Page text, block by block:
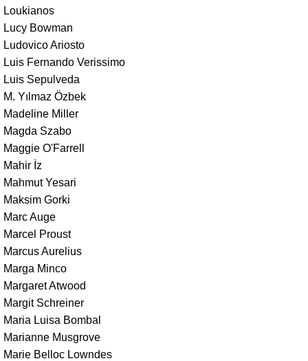
Loukianos
Lucy Bowman
Ludovico Ariosto
Luis Fernando Verissimo
Luis Sepulveda
M. Yılmaz Özbek
Madeline Miller
Magda Szabo
Maggie O'Farrell
Mahir İz
Mahmut Yesari
Maksim Gorki
Marc Auge
Marcel Proust
Marcus Aurelius
Marga Minco
Margaret Atwood
Margit Schreiner
Maria Luisa Bombal
Marianne Musgrove
Marie Belloc Lowndes